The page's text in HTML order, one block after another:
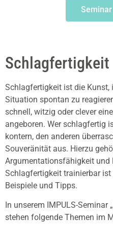
Schlagfertigkeit ist die Kunst,
Situation spontan zu
schnell, witzig oder clever
angeboren. Wer schlagfertig
kontern, den anderen
Souveränität aus. Hierzu
Argumentationsfähigkeit und
Schlagfertigkeit trainierbar ist
Beispiele und Tipps.
In unserem IMPULS-Seminar
stehen folgende Themen im